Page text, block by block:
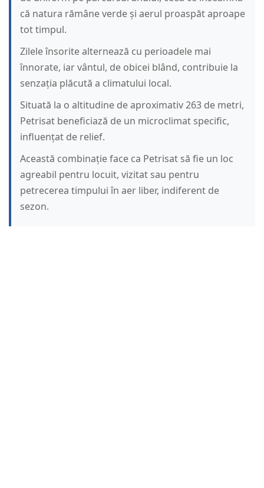
că natura rămâne verde și aerul proaspăt aproape
tot timpul.
Zilele însorite alternează cu perioadele mai
înnorate, iar vântul, de obicei blând, contribuie la
senzația plăcută a climatului local.
Situată la o altitudine de aproximativ 263 de metri,
Petrisat beneficiază de un microclimat specific,
influențat de relief.
Această combinație face ca Petrisat să fie un loc
agreabil pentru locuit, vizitat sau pentru
petrecerea timpului în aer liber, indiferent de
sezon.